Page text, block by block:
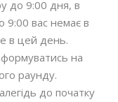
до 9:00 дня, в
9:00 вас немає в
в цей день.
на
раунду.
до початку